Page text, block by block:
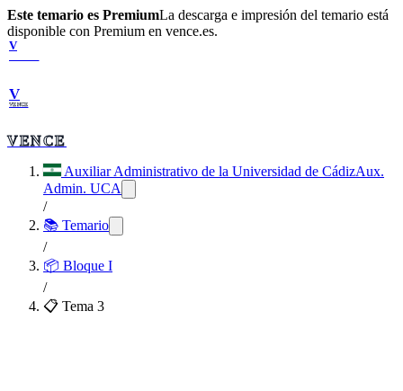
Este temario es PremiumLa descarga e impresión del temario está
disponible con Premium en vence.es.
V
V
VENCE
VENCE
Auxiliar Administrativo de la Universidad de CádizAux.
Admin. UCA
/
📚 Temario
/
📦 Bloque I
/
📋 Tema 3